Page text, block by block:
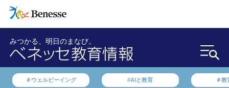
みつかる、明日のまなび。
＃ウェルビーイング #AIと教育 ＃教